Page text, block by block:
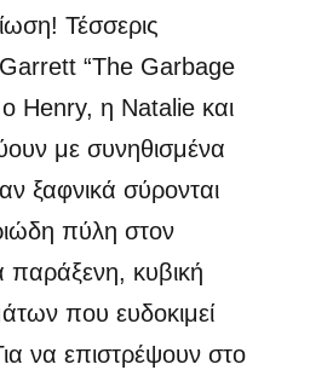
Τέσσερις
Garrett “The Garbage
Henry, η Natalie και
με συνηθισμένα
ξαφνικά σύρονται
πύλη στον
κυβική
που ευδοκιμεί
να επιστρέψουν στο